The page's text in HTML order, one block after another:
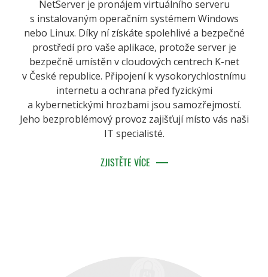
NetServer je pronájem virtuálního serveru
s instalovaným operačním systémem Windows
nebo Linux. Díky ní získáte spolehlivé a bezpečné
prostředí pro vaše aplikace, protože server je
bezpečně umístěn v cloudových centrech K-net
v České republice. Připojení k vysokorychlostnímu
internetu a ochrana před fyzickými
a kybernetickými hrozbami jsou samozřejmostí.
Jeho bezproblémový provoz zajišťují místo vás naši
IT specialisté.
ZJISTĚTE VÍCE